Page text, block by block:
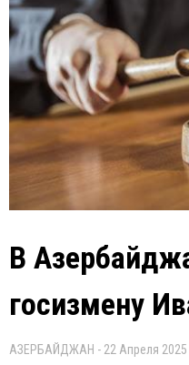
В
госизмену
АЗЕРБАЙДЖАН - 22 Апреля